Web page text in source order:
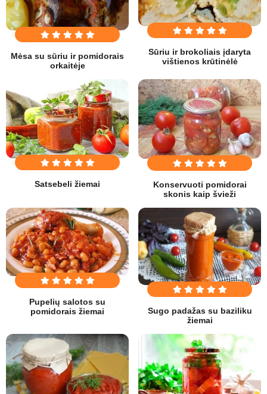
Mėsa su sūriu ir pomidorais
orkaitėje
Sūriu ir brokoliais įdaryta
vištienos krūtinėlė
Satsebeli žiemai
Konservuoti pomidorai
skonis kaip švieži
Pupelių salotos su
pomidorais žiemai
Sugo padažas su baziliku
žiemai